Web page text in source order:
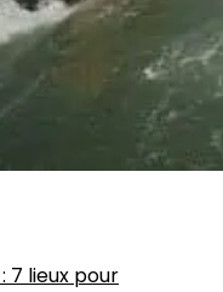
: 7 lieux pour